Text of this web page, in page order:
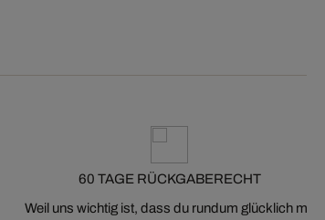
60 TAGE RÜCKGABERECHT
Weil uns wichtig ist, dass du rundum glücklich mit